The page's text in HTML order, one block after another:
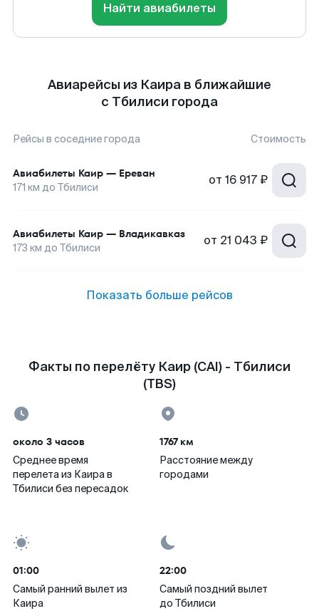
Найти авиабилеты
Авиарейсы из Каира в ближайшие
с Тбилиси города
Рейсы в соседние города Стоимость
Авиабилеты Каир — Ереван
171 км до Тбилиси от 16 917 ₽
Авиабилеты Каир — Владикавказ
173 км до Тбилиси от 21 043 ₽
Показать больше рейсов
Факты по перелёту Каир (CAI) - Тбилиси
(TBS)
около 3 часов
Среднее время
перелета из Каира в
Тбилиси без пересадок
1767 км
Расстояние между
городами
01:00
Самый ранний вылет из
Каира
22:00
Самый поздний вылет
до Тбилиси